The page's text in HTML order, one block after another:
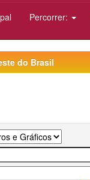
Percorrer:
do Brasil